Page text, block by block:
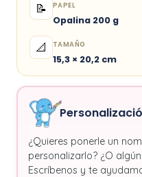
📝 PAPEL
Opalina 200 g
📐 TAMAÑO
15,3 × 20,2 cm
¿Quieres ponerle un
personalizarlo? ¿O
Escríbenos y te